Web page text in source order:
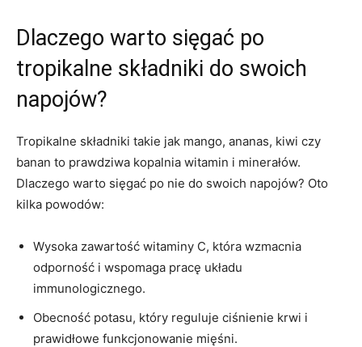
Dlaczego warto sięgać⁢ po
tropikalne składniki do swoich
napojów?
Tropikalne składniki takie jak mango,⁢ ananas, kiwi czy
banan to prawdziwa kopalnia witamin​ i minerałów.
Dlaczego ‍warto sięgać po nie do swoich napojów? ‌Oto
‍kilka powodów:
Wysoka zawartość witaminy C, która wzmacnia
odporność i wspomaga ⁢pracę układu
‌immunologicznego.
Obecność potasu, który reguluje ciśnienie krwi i
prawidłowe funkcjonowanie mięśni.